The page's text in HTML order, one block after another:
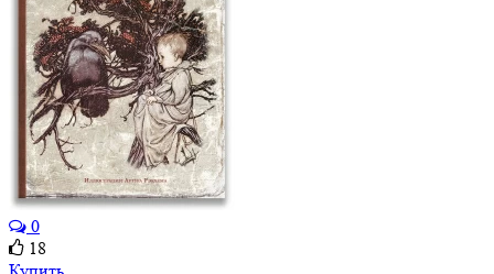
0
18